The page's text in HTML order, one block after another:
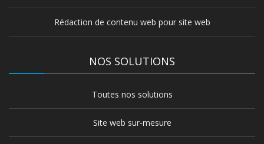
Rédaction de contenu web pour site web
NOS SOLUTIONS
Toutes nos solutions
Site web sur-mesure